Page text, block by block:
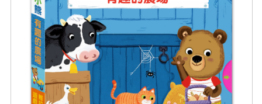
老師您好!!幼教會員火熱招募中~
海外購物免煩惱！點我查看『海外購物流程說明』